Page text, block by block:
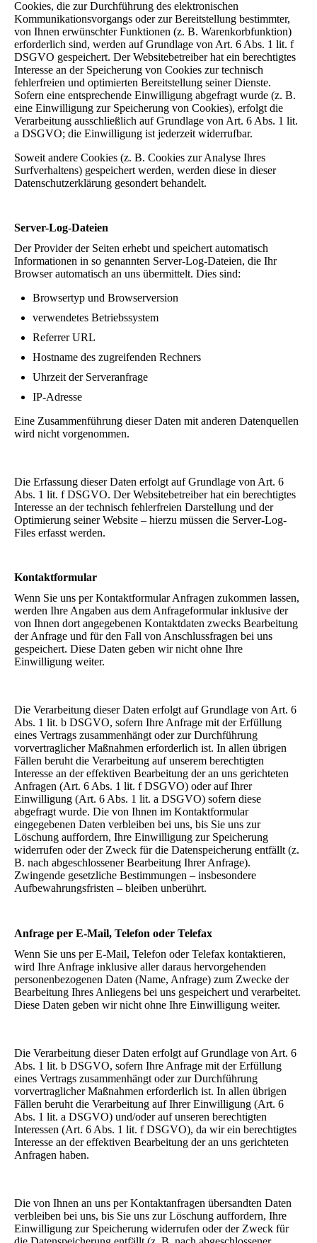
Cookies, die zur Durchführung des elektronischen
Kommunikationsvorgangs oder zur Bereitstellung bestimmter,
von Ihnen erwünschter Funktionen (z. B. Warenkorbfunktion)
erforderlich sind, werden auf Grundlage von Art. 6 Abs. 1 lit. f
DSGVO gespeichert. Der Websitebetreiber hat ein berechtigtes
Interesse an der Speicherung von Cookies zur technisch
fehlerfreien und optimierten Bereitstellung seiner Dienste.
Sofern eine entsprechende Einwilligung abgefragt wurde (z. B.
eine Einwilligung zur Speicherung von Cookies), erfolgt die
Verarbeitung ausschließlich auf Grundlage von Art. 6 Abs. 1 lit.
a DSGVO; die Einwilligung ist jederzeit widerrufbar.
Soweit andere Cookies (z. B. Cookies zur Analyse Ihres
Surfverhaltens) gespeichert werden, werden diese in dieser
Datenschutzerklärung gesondert behandelt.
Server-Log-Dateien
Der Provider der Seiten erhebt und speichert automatisch
Informationen in so genannten Server-Log-Dateien, die Ihr
Browser automatisch an uns übermittelt. Dies sind:
Browsertyp und Browserversion
verwendetes Betriebssystem
Referrer URL
Hostname des zugreifenden Rechners
Uhrzeit der Serveranfrage
IP-Adresse
Eine Zusammenführung dieser Daten mit anderen Datenquellen
wird nicht vorgenommen.
Die Erfassung dieser Daten erfolgt auf Grundlage von Art. 6
Abs. 1 lit. f DSGVO. Der Websitebetreiber hat ein berechtigtes
Interesse an der technisch fehlerfreien Darstellung und der
Optimierung seiner Website – hierzu müssen die Server-Log-
Files erfasst werden.
Kontaktformular
Wenn Sie uns per Kontaktformular Anfragen zukommen lassen,
werden Ihre Angaben aus dem Anfrageformular inklusive der
von Ihnen dort angegebenen Kontaktdaten zwecks Bearbeitung
der Anfrage und für den Fall von Anschlussfragen bei uns
gespeichert. Diese Daten geben wir nicht ohne Ihre
Einwilligung weiter.
Die Verarbeitung dieser Daten erfolgt auf Grundlage von Art. 6
Abs. 1 lit. b DSGVO, sofern Ihre Anfrage mit der Erfüllung
eines Vertrags zusammenhängt oder zur Durchführung
vorvertraglicher Maßnahmen erforderlich ist. In allen übrigen
Fällen beruht die Verarbeitung auf unserem berechtigten
Interesse an der effektiven Bearbeitung der an uns gerichteten
Anfragen (Art. 6 Abs. 1 lit. f DSGVO) oder auf Ihrer
Einwilligung (Art. 6 Abs. 1 lit. a DSGVO) sofern diese
abgefragt wurde. Die von Ihnen im Kontaktformular
eingegebenen Daten verbleiben bei uns, bis Sie uns zur
Löschung auffordern, Ihre Einwilligung zur Speicherung
widerrufen oder der Zweck für die Datenspeicherung entfällt (z.
B. nach abgeschlossener Bearbeitung Ihrer Anfrage).
Zwingende gesetzliche Bestimmungen – insbesondere
Aufbewahrungsfristen – bleiben unberührt.
Anfrage per E-Mail, Telefon oder Telefax
Wenn Sie uns per E-Mail, Telefon oder Telefax kontaktieren,
wird Ihre Anfrage inklusive aller daraus hervorgehenden
personenbezogenen Daten (Name, Anfrage) zum Zwecke der
Bearbeitung Ihres Anliegens bei uns gespeichert und verarbeitet.
Diese Daten geben wir nicht ohne Ihre Einwilligung weiter.
Die Verarbeitung dieser Daten erfolgt auf Grundlage von Art. 6
Abs. 1 lit. b DSGVO, sofern Ihre Anfrage mit der Erfüllung
eines Vertrags zusammenhängt oder zur Durchführung
vorvertraglicher Maßnahmen erforderlich ist. In allen übrigen
Fällen beruht die Verarbeitung auf Ihrer Einwilligung (Art. 6
Abs. 1 lit. a DSGVO) und/oder auf unseren berechtigten
Interessen (Art. 6 Abs. 1 lit. f DSGVO), da wir ein berechtigtes
Interesse an der effektiven Bearbeitung der an uns gerichteten
Anfragen haben.
Die von Ihnen an uns per Kontaktanfragen übersandten Daten
verbleiben bei uns, bis Sie uns zur Löschung auffordern, Ihre
Einwilligung zur Speicherung widerrufen oder der Zweck für